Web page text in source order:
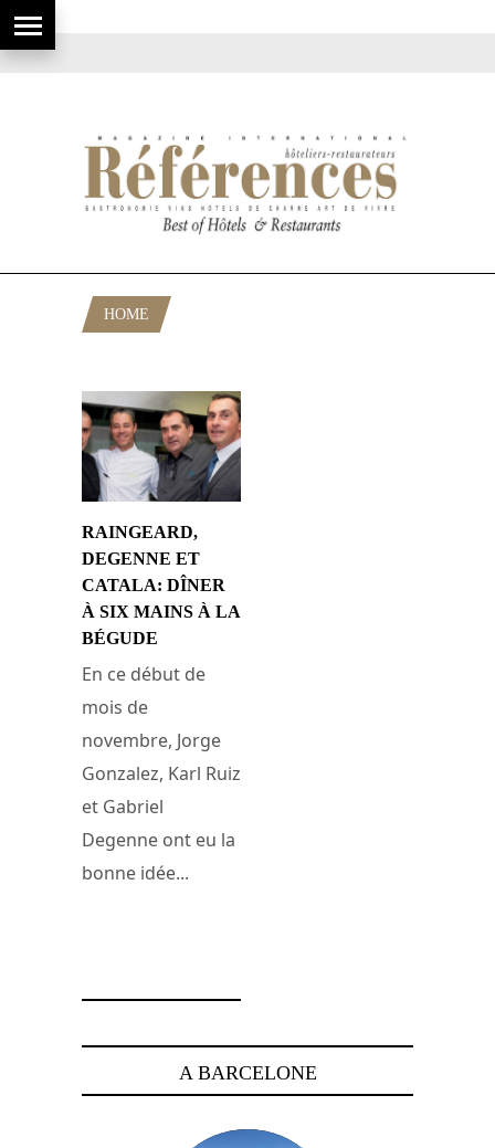
HOME
RAINGEARD,
DEGENNE ET
CATALA: DÎNER
À SIX MAINS À LA
BÉGUDE
En ce début de
mois de
novembre, Jorge
Gonzalez, Karl Ruiz
et Gabriel
Degenne ont eu la
bonne idée...
A BARCELONE